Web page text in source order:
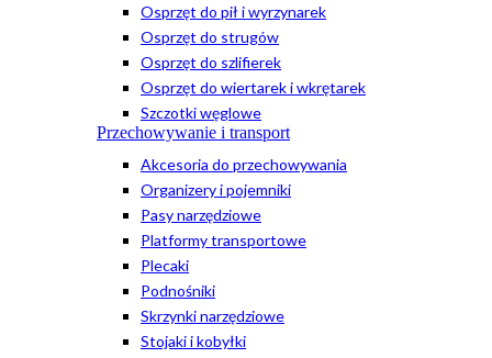
Osprzęt do pił i wyrzynarek
Osprzęt do strugów
Osprzęt do szlifierek
Osprzęt do wiertarek i wkrętarek
Szczotki węglowe
Przechowywanie i transport
Akcesoria do przechowywania
Organizery i pojemniki
Pasy narzędziowe
Platformy transportowe
Plecaki
Podnośniki
Skrzynki narzędziowe
Stojaki i kobyłki